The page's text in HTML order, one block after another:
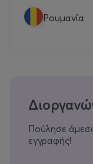
Ρουμανία
Πούλησε
εγγραφής!